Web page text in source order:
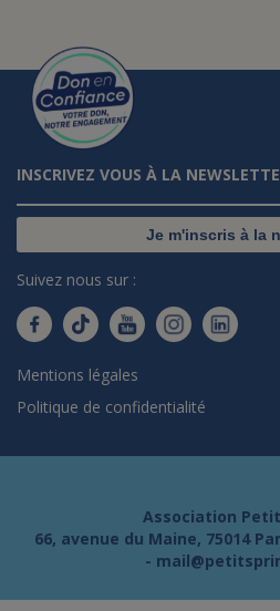
INSCRIVEZ VOUS À LA
Je m'inscris à la
Suivez nous sur :
Mentions légales
Politique de confidentialité
Association
66, avenue du Maine, 75014
-